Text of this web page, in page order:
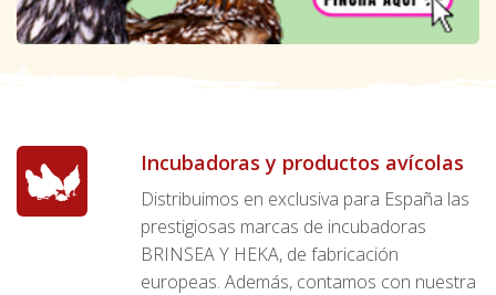
Incubadoras y productos avícolas
Distribuimos en exclusiva para España las
prestigiosas marcas de incubadoras
BRINSEA Y HEKA, de fabricación
europeas. Además, contamos con nuestra